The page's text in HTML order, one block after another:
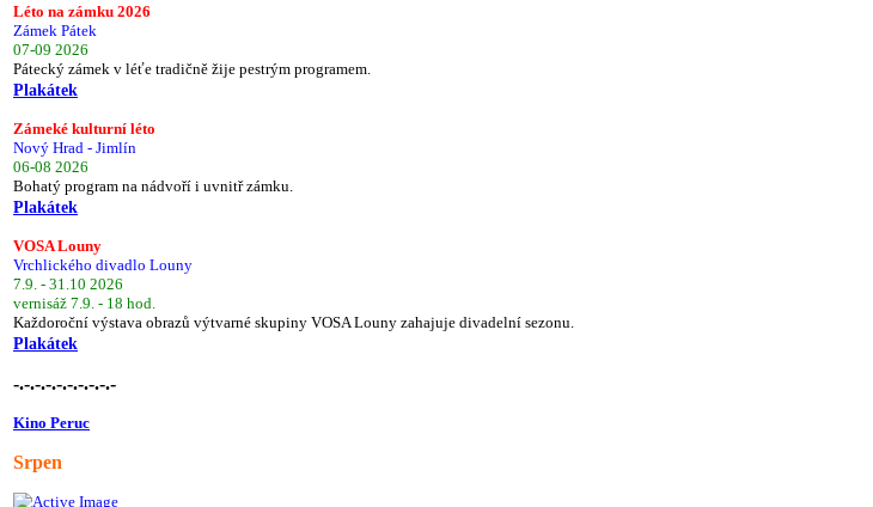
Léto na zámku 2026
Zámek Pátek
07-09 2026
Pátecký zámek v léťe tradičně žije pestrým programem.
Plakátek
Zámeké kulturní léto
Nový Hrad - Jimlín
06-08 2026
Bohatý program na nádvoří i uvnitř zámku.
Plakátek
VOSA Louny
Vrchlického divadlo Louny
7.9. - 31.10 2026
vernisáž 7.9. - 18 hod.
Každoroční výstava obrazů výtvarné skupiny VOSA Louny zahajuje divadelní sezonu.
Plakátek
-.-.-.-.-.-.-.-.-.-
Kino Peruc
Srpen